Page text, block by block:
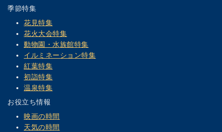
季節特集
花見特集
花火大会特集
動物園・水族館特集
イルミネーション特集
紅葉特集
初詣特集
温泉特集
お役立ち情報
映画の時間
天気の時間